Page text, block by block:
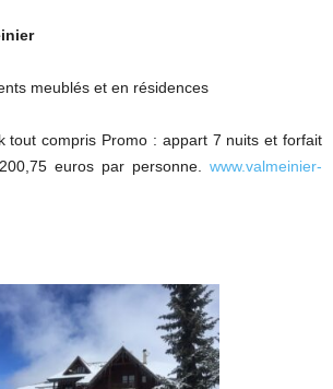
meublés et en résidences
tout compris Promo : appart 7 nuits et forfait
euros par personne. www.valmeinier-